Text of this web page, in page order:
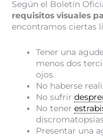
Según el Boletín
requisitos visuales
encontramos ciertas
Tener una
menos dos
ojos.
No haberse
No sufrir
No tener
Presentar una